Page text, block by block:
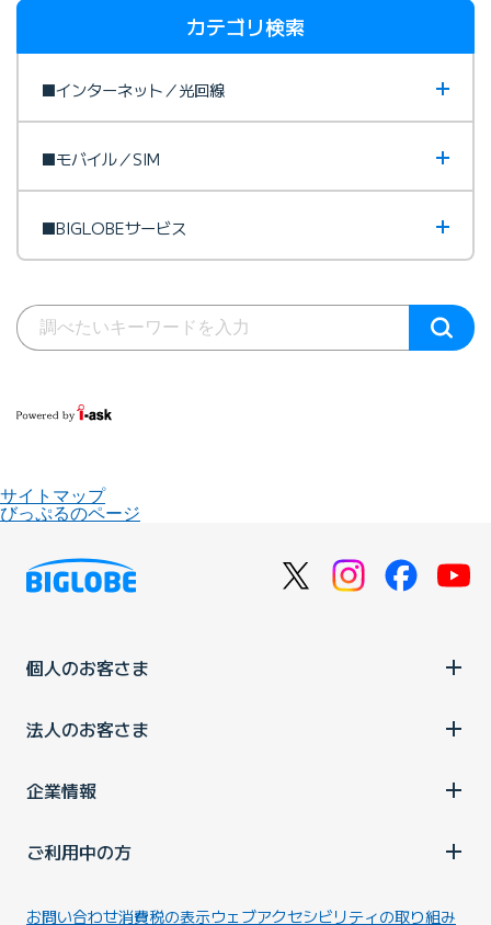
カテゴリ検索
■インターネット／光回線
■モバイル／SIM
■BIGLOBEサービス
サイトマップ
びっぷるのページ
個人のお客さま
法人のお客さま
企業情報
ご利用中の方
お問い合わせ消費税の表示ウェブアクセシビリティの取り組み